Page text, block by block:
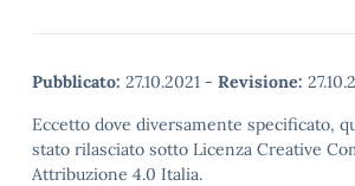
Pubblicato: 27.10.2021 - Revisione:
Eccetto dove diversamente specificato,
stato rilasciato sotto Licenza Creative
Attribuzione 4.0 Italia.